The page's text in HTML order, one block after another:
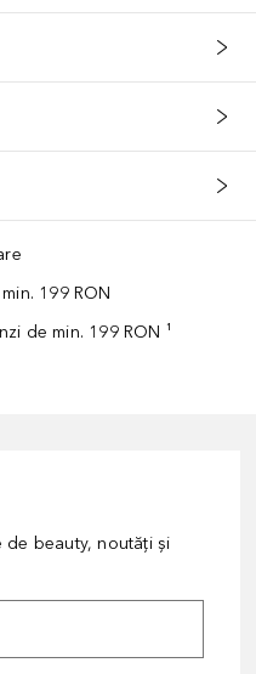
199 RON
de min. 199 RON ¹
de beauty, noutăți și